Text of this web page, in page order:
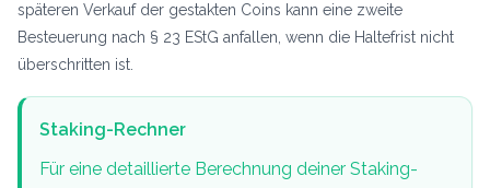
späteren Verkauf der gestakten Coins kann eine zweite
Besteuerung nach § 23 EStG anfallen, wenn die Haltefrist nicht
überschritten ist.
Staking-Rechner
Für eine detaillierte Berechnung deiner Staking-